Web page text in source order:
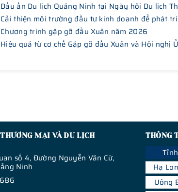
Dấu ấn Du lịch Quảng Ninh tại Ngày hội Du lịch
Cải thiện môi trường đầu tư kinh doanh để phát
Chương trình gặp gỡ đầu Xuân năm 2026
Hiệu quả từ cơ chế Gặp gỡ đầu Xuân và Hội nghị
MẠI VÀ DU LỊCH
số 4, Đường Nguyễn Văn Cừ,
Ninh
THÔNG
Hạ
Uông